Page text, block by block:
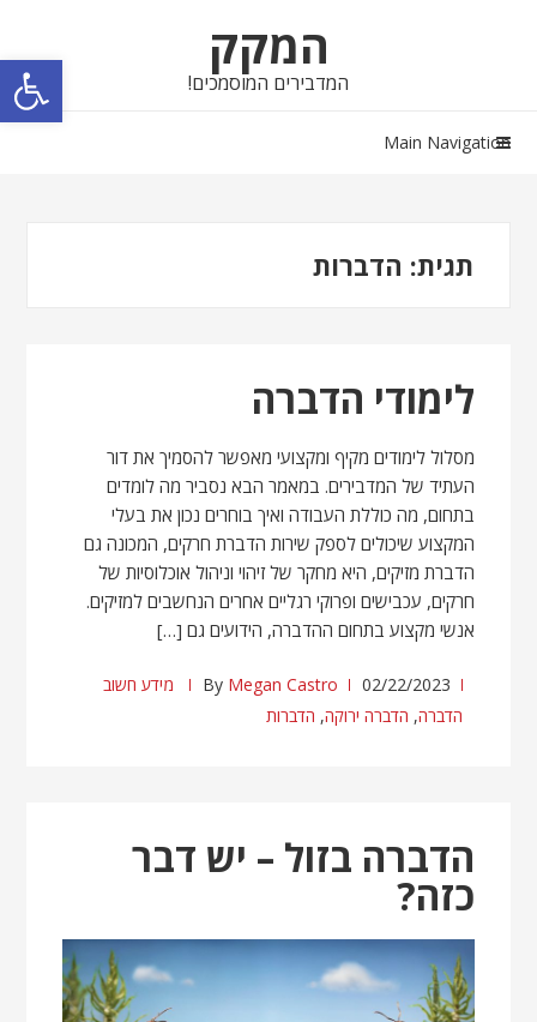
פתח סרגל נגישות המקק
המדבירים המוסמכים!
Main Navigation
תגית: הדברות
לימודי הדברה
מסלול לימודים מקיף ומקצועי מאפשר להסמיך את דור
העתיד של המדבירים. במאמר הבא נסביר מה לומדים
בתחום, מה כוללת העבודה ואיך בוחרים נכון את בעלי
המקצוע שיכולים לספק שירות הדברת חרקים, המכונה גם
הדברת מזיקים, היא מחקר של זיהוי וניהול אוכלוסיות של
חרקים, עכבישים ופרוקי רגליים אחרים הנחשבים למזיקים.
אנשי מקצוע בתחום ההדברה, הידועים גם […]
02/22/2023
By Megan Castro
מידע חשוב
הדברה, הדברה ירוקה, הדברות
הדברה בזול – יש דבר
כזה?